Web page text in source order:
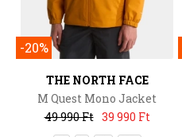
-20%
THE NORTH FACE
M Quest Mono Jacket
49 990 Ft 39 990 Ft